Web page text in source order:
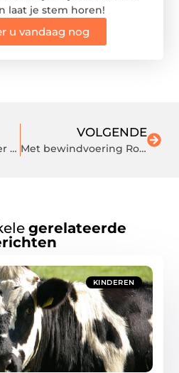
laat je stem horen!
u vandaag nog
Een grote tas? Gooi er niet zomaar alles in
VOLGENDE
Met bewindvoering Rotterdam alles weer op orde. Hoe doe je dat?
gerelateerde
KINDEREN